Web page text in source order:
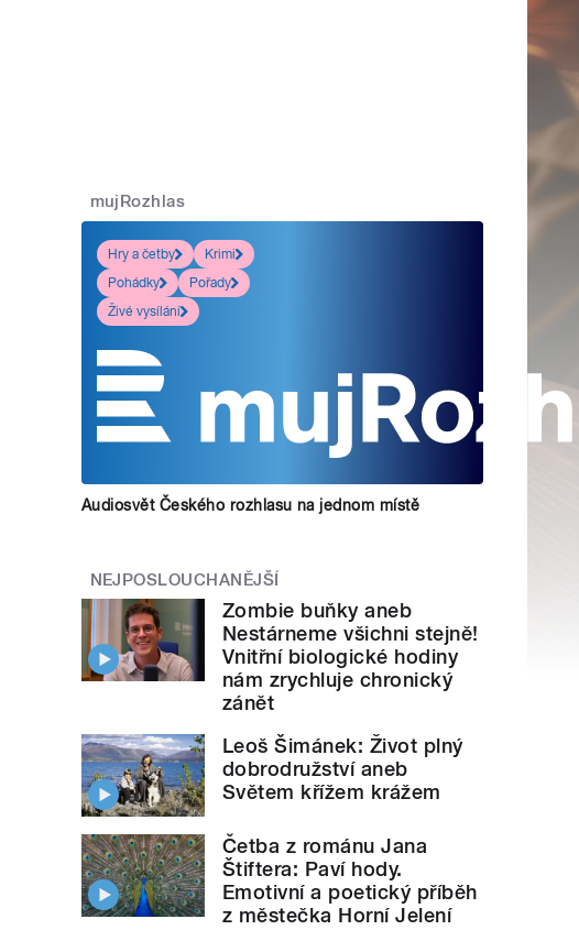
mujRozhlas
Hry a četby
Krimi
Pohádky
Pořady
Živé vysílání
Audiosvět Českého rozhlasu na jednom místě
NEJPOSLOUCHANĚJŠÍ
Zombie buňky aneb
Nestárneme všichni stejně!
Vnitřní biologické hodiny
nám zrychluje chronický
zánět
Leoš Šimánek: Život plný
dobrodružství aneb
Světem křížem krážem
Četba z románu Jana
Štiftera: Paví hody.
Emotivní a poetický příběh
z městečka Horní Jelení